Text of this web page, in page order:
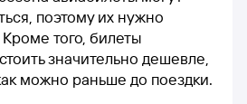
поэтому их нужно
Кроме того, билеты
значительно дешевле,
можно раньше до поездки.